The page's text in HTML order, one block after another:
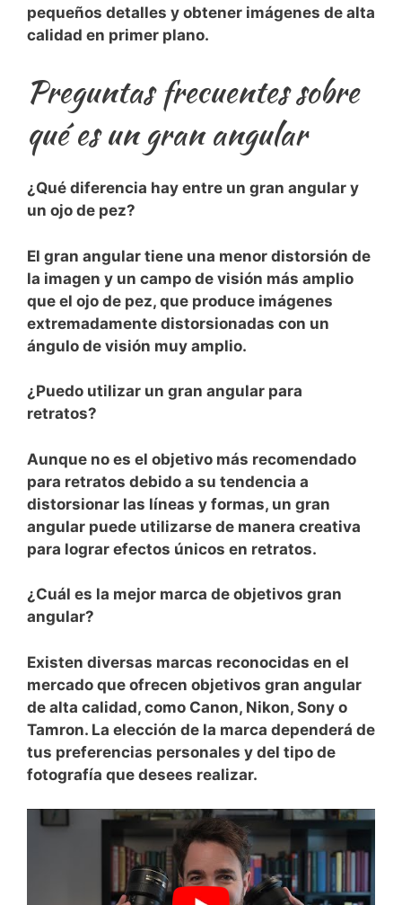
pequeños detalles‍ y obtener imágenes de alta
calidad en primer plano.
Preguntas frecuentes sobre
qué es un ​gran angular
¿Qué diferencia hay entre un gran angular ⁢y
un ojo de pez?
El gran angular tiene una‌ menor distorsión de
la imagen y un campo de visión más amplio
que el ojo de pez, que ⁢produce imágenes
extremadamente distorsionadas con un
ángulo ‌de visión muy amplio.
¿Puedo utilizar un gran angular para
retratos?
Aunque no ‌es ‌el objetivo más recomendado
para retratos debido a su tendencia a
distorsionar las líneas y formas, un gran
angular puede ⁤utilizarse de manera creativa
para lograr efectos únicos en retratos.
¿Cuál es la mejor marca de objetivos gran
angular?
Existen diversas marcas reconocidas en el
mercado que ofrecen objetivos gran angular
de alta calidad, como Canon, Nikon, Sony o
Tamron. La elección de la marca dependerá ‍de
tus preferencias personales y del tipo de
fotografía que desees realizar.